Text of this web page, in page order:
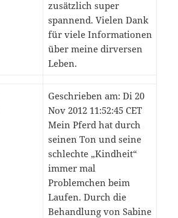
zusätzlich super
spannend. Vielen Dank
für viele Informationen
über meine dirversen
Leben.
Geschrieben am: Di 20
Nov 2012 11:52:45 CET
Mein Pferd hat durch
seinen Ton und seine
schlechte „Kindheit“
immer mal
Problemchen beim
Laufen. Durch die
Behandlung von Sabine